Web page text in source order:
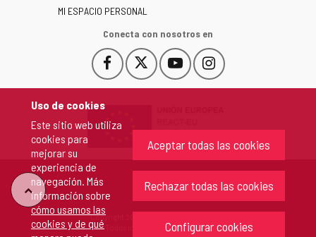
Uso de cookies
Este sitio web utiliza
cookies para
mejorar su
experiencia de
navegación. Más
información sobre
cómo usamos las
cookies y de qué
Aceptar todas las cookies
Rechazar todas las cookies
Configurar cookies
-
MI ESPACIO PERSONAL
Conecta con nosotros en
Facebook
Este
enlace
en
nueva.
Este
enlace
una
ventana
nueva.
YouTube
Este
enlace
una
ventana
nueva.
Instagram
Este
enlace
una
ventana
nueva.
"Volver
arriba"
Copyright 2026 - Junta de Castilla y León
Todos los derechos reservados.